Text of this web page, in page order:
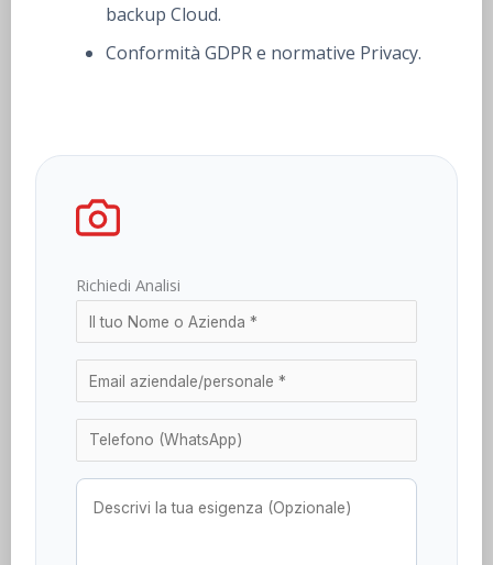
backup Cloud.
Conformità GDPR e normative Privacy.
Richiedi Analisi